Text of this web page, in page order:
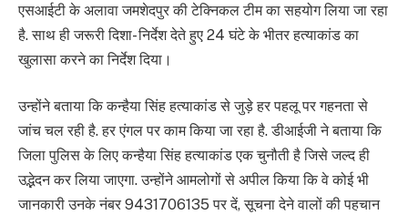
एसआईटी के अलावा जमशेदपुर की टेक्निकल टीम का सहयोग लिया जा रहा
है. साथ ही जरूरी दिशा- निर्देश देते हुए 24 घंटे के भीतर हत्याकांड का
खुलासा करने का निर्देश दिया।
उन्होंने बताया कि कन्हैया सिंह हत्याकांड से जुड़े हर पहलू पर गहनता से
जांच चल रही है. हर एंगल पर काम किया जा रहा है. डीआईजी ने बताया कि
जिला पुलिस के लिए कन्हैया सिंह हत्याकांड एक चुनौती है जिसे जल्द ही
उद्भेदन कर लिया जाएगा. उन्होंने आमलोगों से अपील किया कि वे कोई भी
जानकारी उनके नंबर 9431706135 पर दें, सूचना देने वालों की पहचान